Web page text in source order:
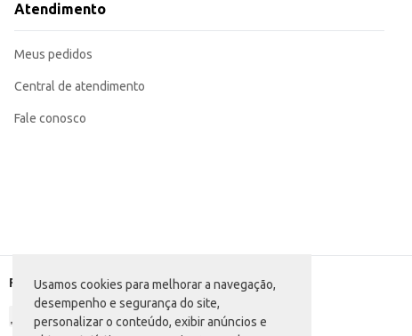
Usamos cookies para melhorar a navegação,
desempenho e segurança do site,
personalizar o conteúdo, exibir anúncios e
Atendimento
Meus pedidos
Central de atendimento
Fale conosco
Formas de pagamento